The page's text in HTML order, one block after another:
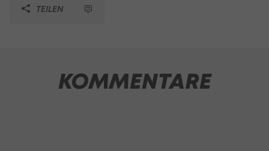
TEILEN
KOMMENTARE